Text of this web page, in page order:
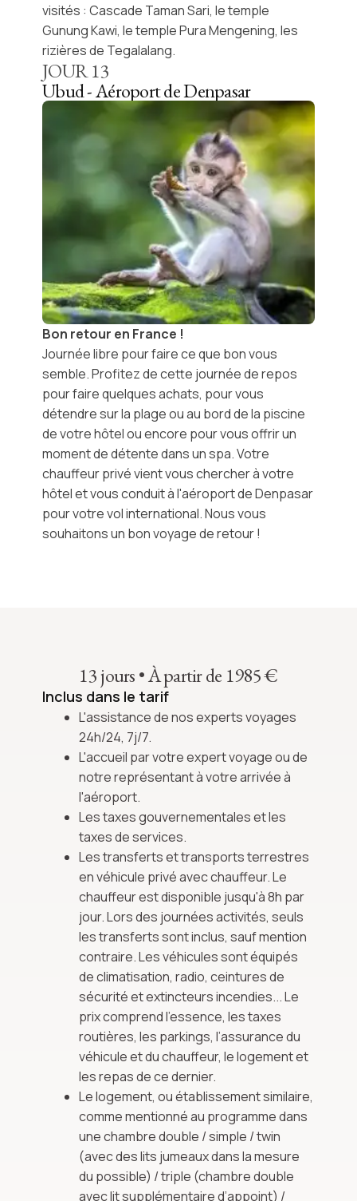
visités : Cascade Taman Sari, le temple
Gunung Kawi, le temple Pura Mengening, les
rizières de Tegalalang.
JOUR13
Ubud - Aéroport de Denpasar
Bon retour en France !
Journée libre pour faire ce que bon vous
semble. Profitez de cette journée de repos
pour faire quelques achats, pour vous
détendre sur la plage ou au bord de la piscine
de votre hôtel ou encore pour vous offrir un
moment de détente dans un spa. Votre
chauffeur privé vient vous chercher à votre
hôtel et vous conduit à l'aéroport de Denpasar
pour votre vol international. Nous vous
souhaitons un bon voyage de retour !
13 jours•À partir de 1985 €
Inclus dans le tarif
L'assistance de nos experts voyages
24h/24, 7j/7.
L'accueil par votre expert voyage ou de
notre représentant à votre arrivée à
l'aéroport.
Les taxes gouvernementales et les
taxes de services.
Les transferts et transports terrestres
en véhicule privé avec chauffeur. Le
chauffeur est disponible jusqu'à 8h par
jour. Lors des journées activités, seuls
les transferts sont inclus, sauf mention
contraire. Les véhicules sont équipés
de climatisation, radio, ceintures de
sécurité et extincteurs incendies... Le
prix comprend l'essence, les taxes
routières, les parkings, l’assurance du
véhicule et du chauffeur, le logement et
les repas de ce dernier.
Le logement, ou établissement similaire,
comme mentionné au programme dans
une chambre double / simple / twin
(avec des lits jumeaux dans la mesure
du possible) / triple (chambre double
avec lit supplémentaire d’appoint) /